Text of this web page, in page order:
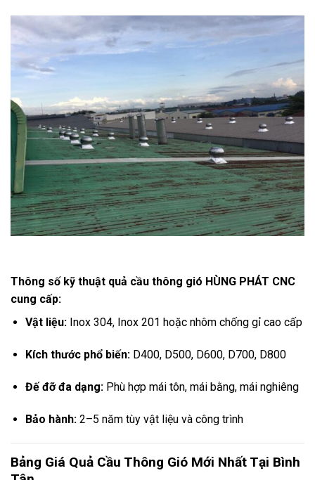
Thông số kỹ thuật quả cầu thông gió HÙNG PHÁT CNC
cung cấp:
Vật liệu:Inox 304, Inox 201 hoặc nhôm chống gỉ cao cấp
Kích thước phổ biến:D400, D500, D600, D700, D800
Đế đỡ đa dạng:Phù hợp mái tôn, mái bằng, mái nghiêng
Bảo hành:2–5 năm tùy vật liệu và công trình
Bảng Giá Quả Cầu Thông Gió Mới Nhất Tại Bình